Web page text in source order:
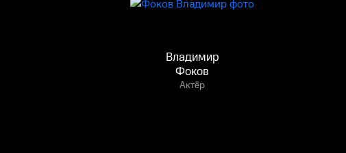
Владимир
Фоков
Актёр